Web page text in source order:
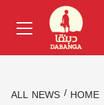
content
Menu
HOME
ALL NEWS